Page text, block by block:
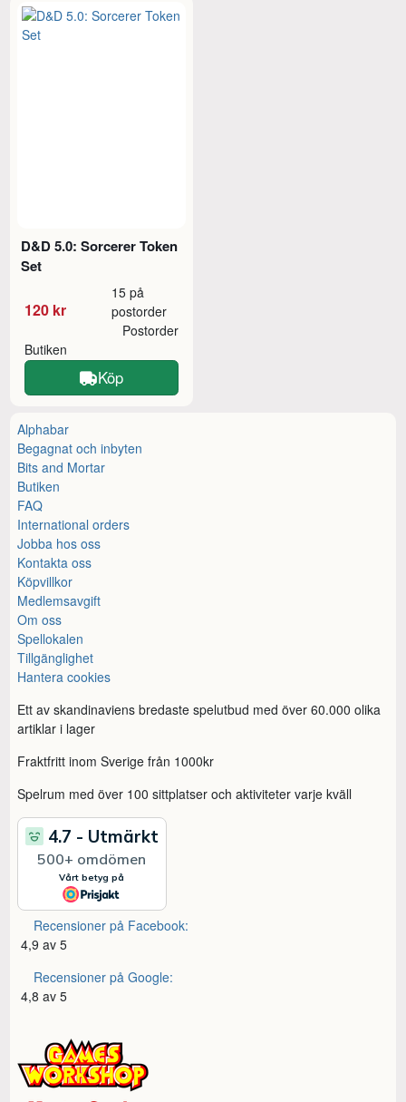
D&D 5.0: Sorcerer Token
Set
120 kr
15 på
postorder
Butiken
Postorder
Köp
Alphabar
Begagnat och inbyten
Bits and Mortar
Butiken
FAQ
International orders
Jobba hos oss
Kontakta oss
Köpvillkor
Medlemsavgift
Om oss
Spellokalen
Tillgänglighet
Hantera cookies
Ett av skandinaviens bredaste spelutbud med över 60.000 olika
artiklar i lager
Fraktfritt inom Sverige från 1000kr
Spelrum med över 100 sittplatser och aktiviteter varje kväll
Recensioner på Facebook:
4,9 av 5
Recensioner på Google:
4,8 av 5